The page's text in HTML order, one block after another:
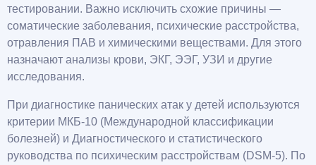
тестировании. Важно исключить схожие причины —
соматические заболевания, психические расстройства,
отравления ПАВ и химическими веществами. Для этого
назначают анализы крови, ЭКГ, ЭЭГ, УЗИ и другие
исследования.
При диагностике панических атак у детей используются
критерии МКБ-10 (Международной классификации
болезней) и Диагностического и статистического
руководства по психическим расстройствам (DSM-5). По